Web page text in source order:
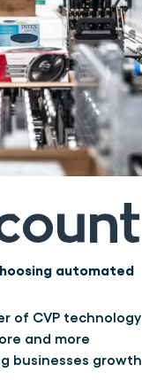
automated
of CVP technology
and more
businesses growth